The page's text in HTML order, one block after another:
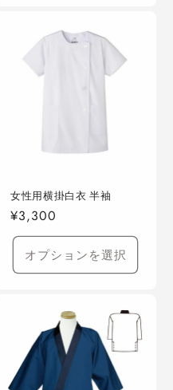
女性用横掛白衣 半袖
通
常
格
¥3,300
オプションを選択